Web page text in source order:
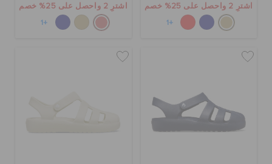
اشترِ 2 واحصل على 25% خصم
+1
اشترِ 2 واحصل على 25% خصم
+1